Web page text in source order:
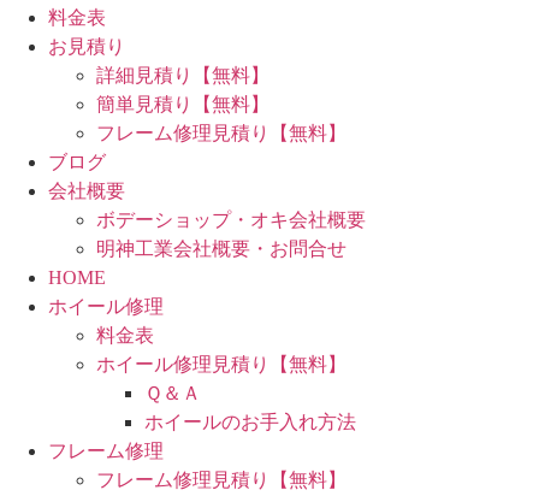
料金表
お見積り
詳細見積り【無料】
簡単見積り【無料】
フレーム修理見積り【無料】
ブログ
会社概要
ボデーショップ・オキ会社概要
明神工業会社概要・お問合せ
HOME
ホイール修理
料金表
ホイール修理見積り【無料】
Ｑ＆Ａ
ホイールのお手入れ方法
フレーム修理
フレーム修理見積り【無料】